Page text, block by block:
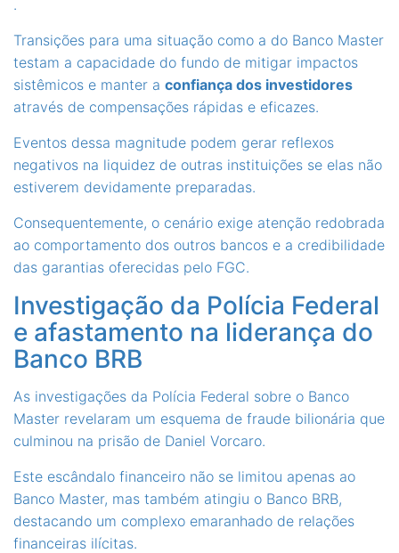
.
Transições para uma situação como a do Banco Master
testam a capacidade do fundo de mitigar impactos
sistêmicos e manter a confiança dos investidores
através de compensações rápidas e eficazes.
Eventos dessa magnitude podem gerar reflexos
negativos na liquidez de outras instituições se elas não
estiverem devidamente preparadas.
Consequentemente, o cenário exige atenção redobrada
ao comportamento dos outros bancos e a credibilidade
das garantias oferecidas pelo FGC.
Investigação da Polícia Federal
e afastamento na liderança do
Banco BRB
As investigações da Polícia Federal sobre o Banco
Master revelaram um esquema de fraude bilionária que
culminou na prisão de Daniel Vorcaro.
Este escândalo financeiro não se limitou apenas ao
Banco Master, mas também atingiu o Banco BRB,
destacando um complexo emaranhado de relações
financeiras ilícitas.